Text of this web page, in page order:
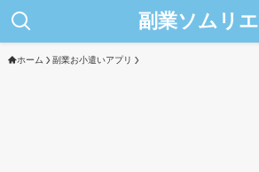
副業ソムリエ
ホーム 副業お小遣いアプリ